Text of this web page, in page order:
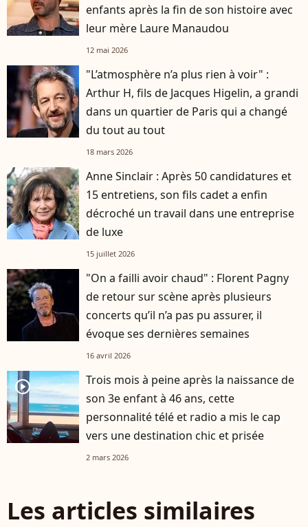
enfants après la fin de son histoire avec
leur mère Laure Manaudou
12 mai 2026
"L’atmosphère n’a plus rien à voir" :
Arthur H, fils de Jacques Higelin, a grandi
dans un quartier de Paris qui a changé
du tout au tout
18 mars 2026
Anne Sinclair : Après 50 candidatures et
15 entretiens, son fils cadet a enfin
décroché un travail dans une entreprise
de luxe
15 juillet 2026
"On a failli avoir chaud" : Florent Pagny
de retour sur scène après plusieurs
concerts qu’il n’a pas pu assurer, il
évoque ses dernières semaines
16 avril 2026
player2
Trois mois à peine après la naissance de
son 3e enfant à 46 ans, cette
personnalité télé et radio a mis le cap
vers une destination chic et prisée
2 mars 2026
Les articles similaires